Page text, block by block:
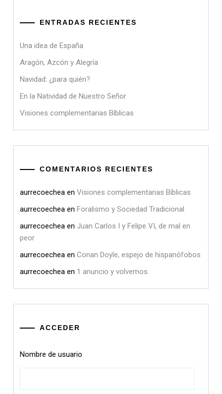
ENTRADAS RECIENTES
Una idea de España
Aragón, Azcón y Alegría
Navidad: ¿para quién?
En la Natividad de Nuestro Señor
Visiones complementarias Bíblicas
COMENTARIOS RECIENTES
aurrecoechea en Visiones complementarias Bíblicas
aurrecoechea en Foralismo y Sociedad Tradicional
aurrecoechea en Juan Carlos I y Felipe VI, de mal en
peor
aurrecoechea en Conan Doyle, espejo de hispanófobos
aurrecoechea en 1 anuncio y volvemos.
ACCEDER
Nombre de usuario